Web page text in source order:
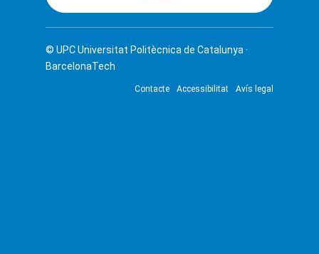
© UPCUniversitat Politècnica de Catalunya ·
BarcelonaTech
Contacte Accessibilitat Avís legal